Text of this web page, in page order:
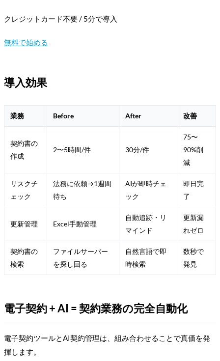
クレジットカード不要 / 5分で導入
無料で始める
導入効果
業務 Before After 改善
契約書の
作成
2〜5時間/件 30分/件
75〜
90%削
減
リスクチ
ェック
法務に依頼→1週間
待ち
AIが即時チェ
ック
即日完
了
更新管理 Excel手動管理
自動追跡・リ
マインド
更新漏
れゼロ
契約書の
検索
ファイルサーバー
を探し回る
自然言語で即
時検索
数秒で
発見
電子契約 + AI = 契約業務の完全自動化
電子契約ツールとAI契約管理は、組み合わせることで真価を発
揮します。